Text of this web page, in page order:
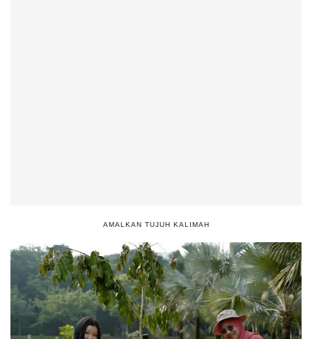
AMALKAN TUJUH KALIMAH